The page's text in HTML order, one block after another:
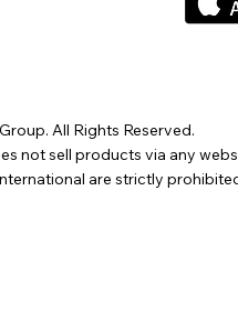
All Rights Reserved.
not sell products via any
are strictly